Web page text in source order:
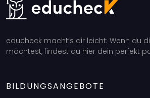
educheck macht’s dir leicht: Wenn du
möchtest, findest du hier dein perfekt
BILDUNGSANGEBOTE